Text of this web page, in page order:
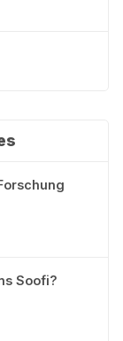
Soofi?